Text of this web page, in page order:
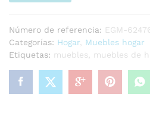
Número de referencia: EGM-
Categorías: Hogar
Muebles hogar
Etiquetas: muebles muebles de